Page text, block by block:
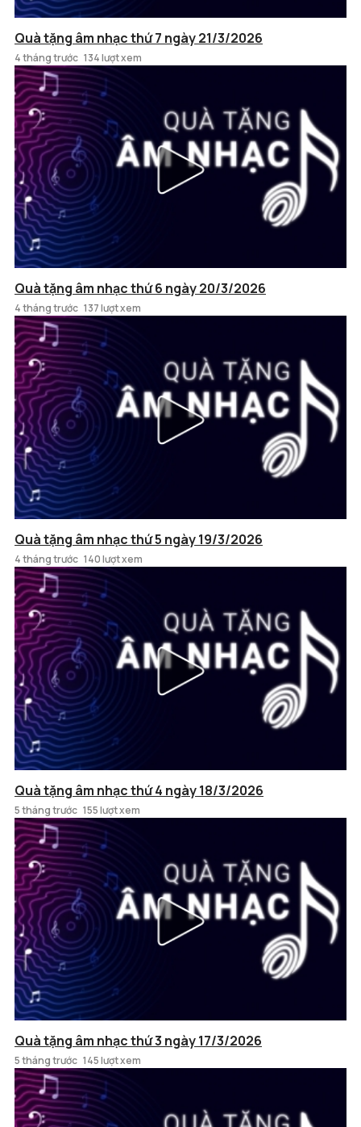
Quà tặng âm nhạc thứ 7 ngày 21/3/2026
4 tháng trước 134 lượt xem
Quà tặng âm nhạc thứ 6 ngày 20/3/2026
4 tháng trước 137 lượt xem
Quà tặng âm nhạc thứ 5 ngày 19/3/2026
4 tháng trước 140 lượt xem
Quà tặng âm nhạc thứ 4 ngày 18/3/2026
5 tháng trước 155 lượt xem
Quà tặng âm nhạc thứ 3 ngày 17/3/2026
5 tháng trước 145 lượt xem